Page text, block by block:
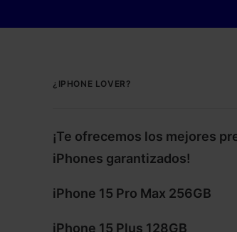
¿IPHONE LOVER?
¡Te ofrecemos los mejores
iPhones garantizados!
iPhone 15 Pro Max 256GB
iPhone 15 Plus 128GB